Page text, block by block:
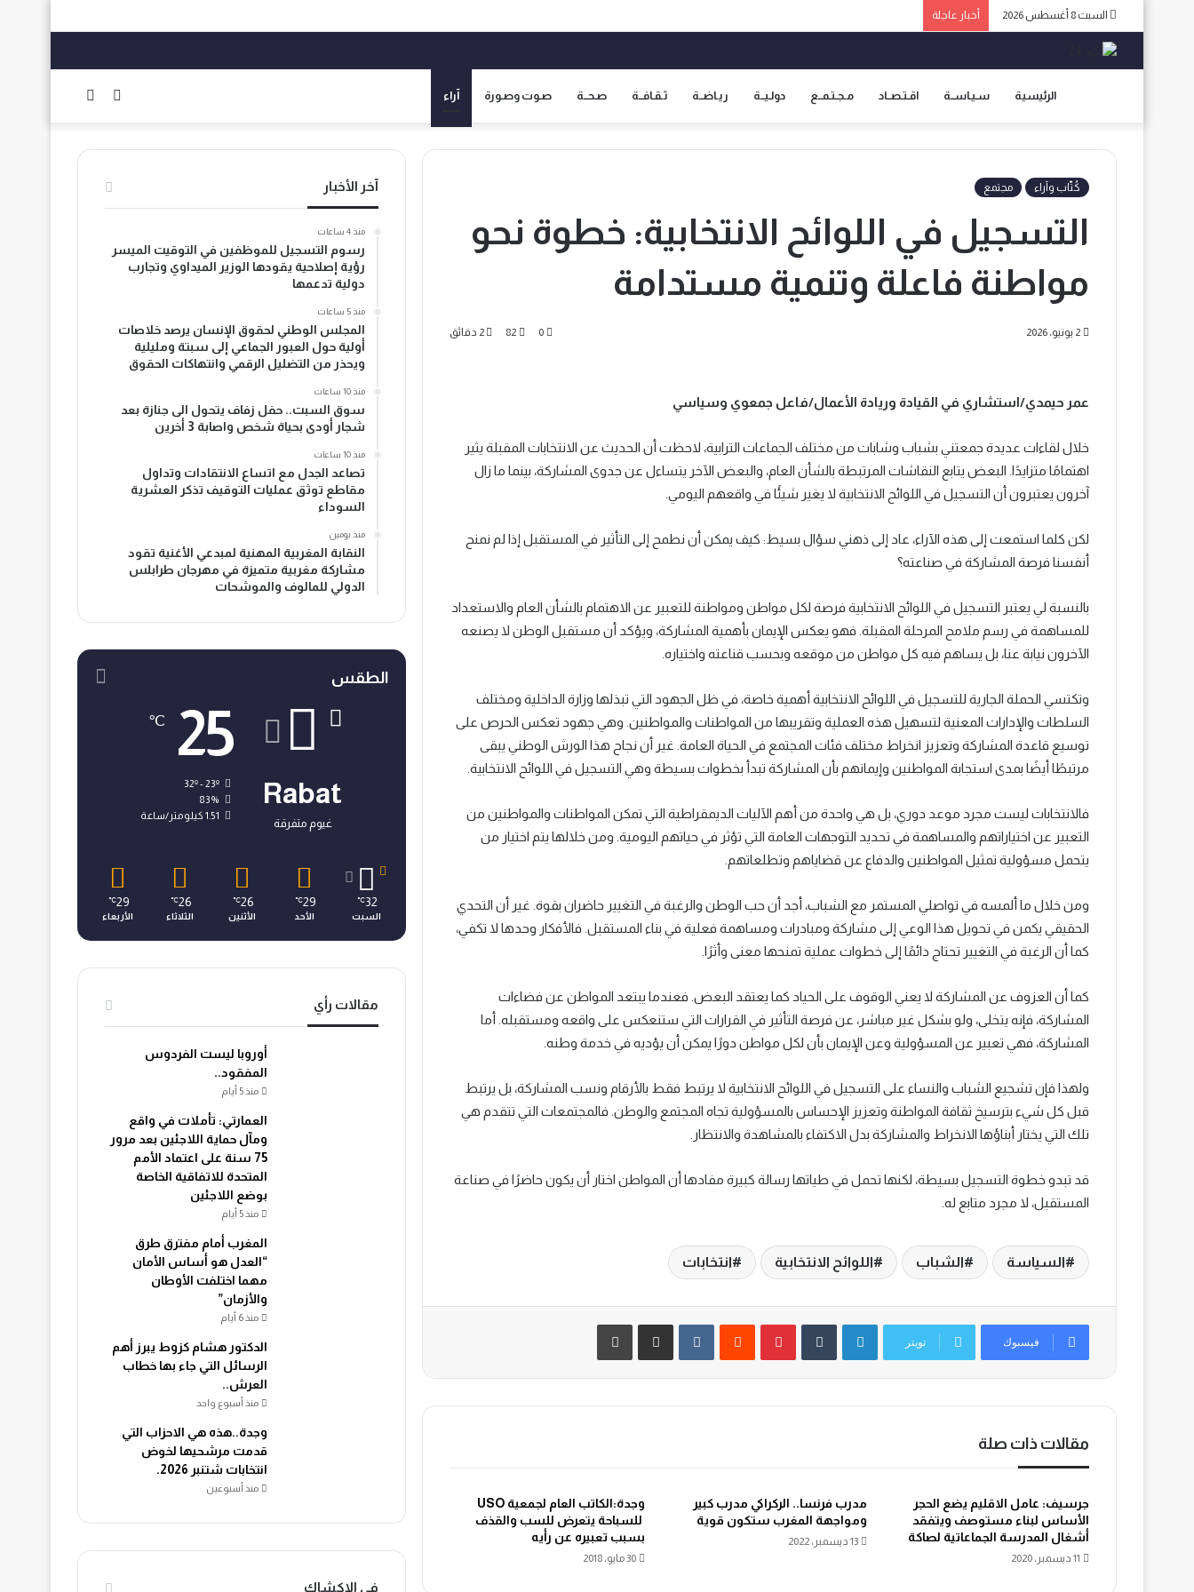
السبت 8 أغسطس 2026 أخبار عاجلة
الرئيسية سـيـاســة اقـتـصــاد مـجـتـمــع دولـيــة ريـاضــة ثـقـافــة صـحــة صـوت وصـورة آراء
عن
الوضع
المظلم
كُتّاب وآراء مجتمع
التسجيل في اللوائح الانتخابية: خطوة نحو
مواطنة فاعلة وتنمية مستدامة
2 يونيو، 2026 0
82
عمر حيمدي/استشاري في القيادة وريادة الأعمال/فاعل جمعوي وسياسي
خلال لقاءات عديدة جمعتني بشباب وشابات من مختلف الجماعات الترابية، لاحظت أن الحديث عن الانتخابات المقبلة يثير
اهتمامًا متزايدًا. البعض يتابع النقاشات المرتبطة بالشأن العام، والبعض الآخر يتساءل عن جدوى المشاركة، بينما ما زال
آخرون يعتبرون أن التسجيل في اللوائح الانتخابية لا يغير شيئًا في واقعهم اليومي.
لكن كلما استمعت إلى هذه الآراء، عاد إلى ذهني سؤال بسيط: كيف يمكن أن نطمح إلى التأثير في المستقبل إذا لم نمنح
أنفسنا فرصة المشاركة في صناعته؟
بالنسبة لي يعتبر التسجيل في اللوائح الانتخابية فرصة لكل مواطن ومواطنة للتعبير عن الاهتمام بالشأن العام والاستعداد
للمساهمة في رسم ملامح المرحلة المقبلة. فهو يعكس الإيمان بأهمية المشاركة، ويؤكد أن مستقبل الوطن لا يصنعه
الآخرون نيابة عنا، بل يساهم فيه كل مواطن من موقعه وبحسب قناعته واختياره.
وتكتسي الحملة الجارية للتسجيل في اللوائح الانتخابية أهمية خاصة، في ظل الجهود التي تبذلها وزارة الداخلية ومختلف
السلطات والإدارات المعنية لتسهيل هذه العملية وتقريبها من المواطنات والمواطنين. وهي جهود تعكس الحرص على
توسيع قاعدة المشاركة وتعزيز انخراط مختلف فئات المجتمع في الحياة العامة. غير أن نجاح هذا الورش الوطني يبقى
مرتبطًا أيضًا بمدى استجابة المواطنين وإيمانهم بأن المشاركة تبدأ بخطوات بسيطة وهي التسجيل في اللوائح الانتخابية.
فالانتخابات ليست مجرد موعد دوري، بل هي واحدة من أهم الآليات الديمقراطية التي تمكن المواطنات والمواطنين من
التعبير عن اختياراتهم والمساهمة في تحديد التوجهات العامة التي تؤثر في حياتهم اليومية. ومن خلالها يتم اختيار من
يتحمل مسؤولية تمثيل المواطنين والدفاع عن قضاياهم وتطلعاتهم.
ومن خلال ما ألمسه في تواصلي المستمر مع الشباب، أجد أن حب الوطن والرغبة في التغيير حاضران بقوة. غير أن التحدي
الحقيقي يكمن في تحويل هذا الوعي إلى مشاركة ومبادرات ومساهمة فعلية في بناء المستقبل. فالأفكار وحدها لا تكفي،
كما أن الرغبة في التغيير تحتاج دائمًا إلى خطوات عملية تمنحها معنى وأثرًا.
كما أن العزوف عن المشاركة لا يعني الوقوف على الحياد كما يعتقد البعض. فعندما يبتعد المواطن عن فضاءات
المشاركة، فإنه يتخلى، ولو بشكل غير مباشر، عن فرصة التأثير في القرارات التي ستنعكس على واقعه ومستقبله. أما
المشاركة، فهي تعبير عن المسؤولية وعن الإيمان بأن لكل مواطن دورًا يمكن أن يؤديه في خدمة وطنه.
ولهذا فإن تشجيع الشباب والنساء على التسجيل في اللوائح الانتخابية لا يرتبط فقط بالأرقام ونسب المشاركة، بل يرتبط
قبل كل شيء بترسيخ ثقافة المواطنة وتعزيز الإحساس بالمسؤولية تجاه المجتمع والوطن. فالمجتمعات التي تتقدم هي
تلك التي يختار أبناؤها الانخراط والمشاركة بدل الاكتفاء بالمشاهدة والانتظار.
قد تبدو خطوة التسجيل بسيطة، لكنها تحمل في طياتها رسالة كبيرة مفادها أن المواطن اختار أن يكون حاضرًا في صناعة
المستقبل، لا مجرد متابع له.
السياسة الشباب اللوائح الانتخابية انتخابات
فيسبوك تويتر
لينكدإن بينتيريست ‏VKontakte
مقالات ذات صلة
جرسيف: عامل الاقليم يضع الحجر
الأساس لبناء مستوصف ويتفقد
أشغال المدرسة الجماعاتية لصاكة
11 ديسمبر، 2020
مدرب فرنسا.. الركراكي مدرب كبير
ومواجهة المغرب ستكون قوية
13 ديسمبر، 2022
وجدة:الكاتب العام لجمعية USO
للسباحة يتعرض للسب والقذف
بسبب تعبيره عن رأيه
30 مايو، 2018
آخر الأخبار
منذ 4 ساعات
رسوم التسجيل للموظفين في التوقيت الميسر
رؤية إصلاحية يقودها الوزير الميداوي وتجارب
دولية تدعمها
منذ 5 ساعات
المجلس الوطني لحقوق الإنسان يرصد خلاصات
أولية حول العبور الجماعي إلى سبتة ومليلية
ويحذر من التضليل الرقمي وانتهاكات الحقوق
منذ 10 ساعات
سوق السبت.. حفل زفاف يتحول الى جنازة بعد
شجار أودى بحياة شخص واصابة 3 أخرين
منذ 10 ساعات
تصاعد الجدل مع اتساع الانتقادات وتداول
مقاطع توثق عمليات التوقيف تذكر العشرية
السوداء
منذ يومين
النقابة المغربية المهنية لمبدعي الأغنية تقود
مشاركة مغربية متميزة في مهرجان طرابلس
الدولي للمالوف والموشحات
الطقس
Rabat
غيوم متفرقة
25
℃
83%
1.51 كيلومتر/ساعة
32
℃
السبت
29
℃
الأحد
26
℃
الأثنين
26
℃
الثلاثاء
29
℃
الأربعاء
مقالات رأي
أوروبا ليست الفردوس
المفقود..
منذ 5 أيام
العمارتي: تأملات في واقع
ومآل حماية اللاجئين بعد مرور
75 سنة على اعتماد الأمم
المتحدة للاتفاقية الخاصة
بوضع اللاجئين
منذ 5 أيام
المغرب أمام مفترق طرق
“العدل هو أساس الأمان
مهما اختلفت الأوطان
والأزمان”
منذ 6 أيام
الدكتور هشام كزوط يبرز أهم
الرسائل التي جاء بها خطاب
العرش..
منذ أسبوع واحد
وجدة..هذه هي الاحزاب التي
قدمت مرشحيها لخوض
انتخابات شتنبر 2026.
منذ أسبوعين
في الاكشاك